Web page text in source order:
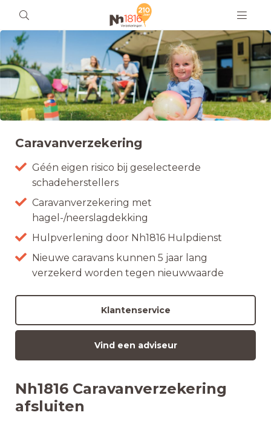
Caravanverzekering
Géén eigen risico bij geselecteerde
schadeherstellers
Caravanverzekering met
hagel-/neerslagdekking
Hulpverlening door Nh1816 Hulpdienst
Nieuwe caravans kunnen 5 jaar lang
verzekerd worden tegen nieuwwaarde
Klantenservice
Vind een adviseur
Nh1816 Caravanverzekering
afsluiten